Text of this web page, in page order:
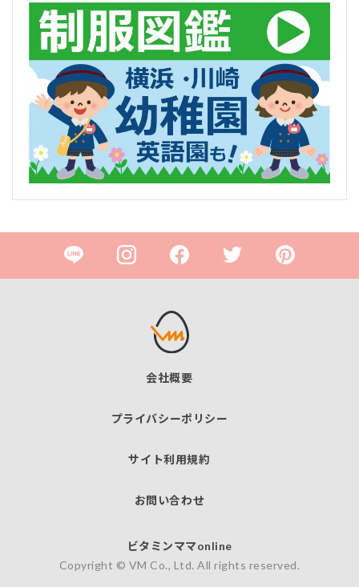
会社概要
プライバシーポリシー
サイト利用規約
お問い合わせ
ビタミンママonline
Copyright © VM Co., Ltd. All rights reserved.